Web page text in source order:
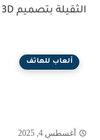
الثقيلة بتصميم 3D
ألعاب للهاتف
أغسطس 4, 2025